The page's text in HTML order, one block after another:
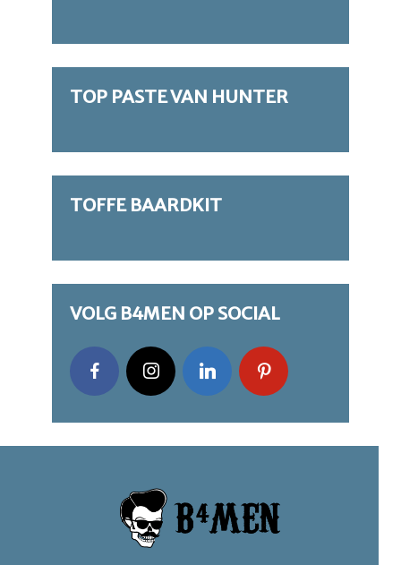
TOP PASTE VAN HUNTER
TOFFE BAARDKIT
VOLG B4MEN OP SOCIAL